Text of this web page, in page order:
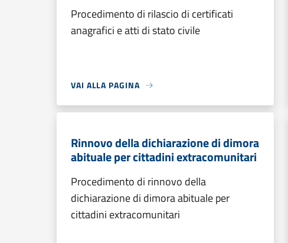
Procedimento di rilascio di certificati
anagrafici e atti di stato civile
VAI ALLA PAGINA
Rinnovo della dichiarazione di dimora
abituale per cittadini extracomunitari
Procedimento di rinnovo della
dichiarazione di dimora abituale per
cittadini extracomunitari